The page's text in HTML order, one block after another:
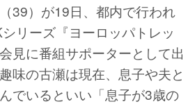
（39）が19日、都内で行われ
リーズ『ヨーロッパトレッ
見に番組サポーターとして出
味の古瀬は現在、息子や夫と
でいるといい「息子が3歳の